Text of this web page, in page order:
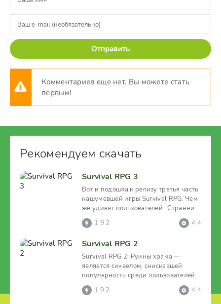
Отправить
Комментариев еще нет. Вы можете стать
первым!
Рекомендуем скачать
Survival RPG 3
Вот и подошла к релизу третья часть
нашумевшей игры Survival RPG. Чем
же удивят пользователей "Странник
Времени"?
1.9.2 4.4
Survival RPG 2
Survival RPG 2: Руины храма —
является сиквелом, снискавшей
популярность среди пользователей,
ретро-игры. И
1.9.2 4.4